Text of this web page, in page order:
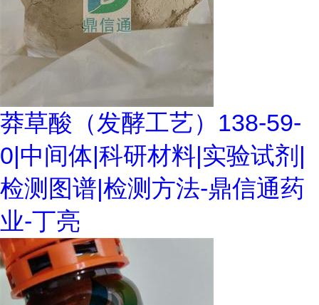
莽草酸（发酵工艺）138-59-
0|中间体|科研材料|实验试剂|
检测图谱|检测方法-鼎信通药
业-丁亮